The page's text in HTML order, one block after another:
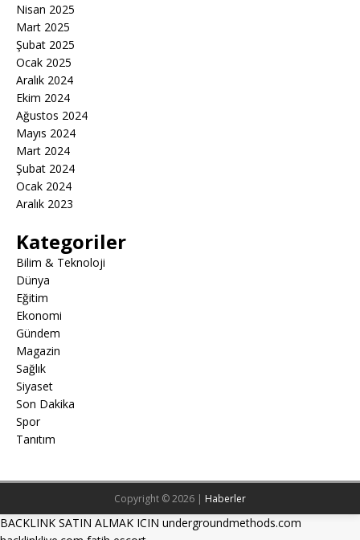
Nisan 2025
Mart 2025
Şubat 2025
Ocak 2025
Aralık 2024
Ekim 2024
Ağustos 2024
Mayıs 2024
Mart 2024
Şubat 2024
Ocak 2024
Aralık 2023
Kategoriler
Bilim & Teknoloji
Dünya
Eğitim
Ekonomi
Gündem
Magazin
Sağlık
Siyaset
Son Dakika
Spor
Tanıtım
Copyright © 2026 | Haberler
BACKLINK SATIN ALMAK ICIN undergroundmethods.com